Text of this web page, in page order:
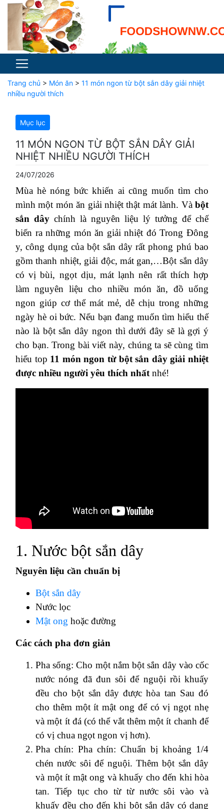
Trang chủ > Món ăn > 11 món ngon từ bột sắn dây giải nhiệt
nhiều người thích
Mục lục
11 MÓN NGON TỪ BỘT SẮN DÂY GIẢI
NHIỆT NHIỀU NGƯỜI THÍCH
24/07/2026
Mùa hè nóng bức khiến ai cũng muốn tìm cho
mình một món ăn giải nhiệt thật mát lành. Và bột
sắn dây chính là nguyên liệu lý tưởng để chế
biến ra những món ăn giải nhiệt đó Trong Đông
y, công dụng của bột sắn dây rất phong phú bao
gồm thanh nhiệt, giải độc, mát gan,…Bột sắn dây
có vị bùi, ngọt dịu, mát lạnh nên rất thích hợp
làm nguyên liệu cho nhiều món ăn, đồ uống
ngon giúp cơ thể mát mẻ, dễ chịu trong những
ngày hè oi bức. Nếu bạn đang muốn tìm hiểu thế
nào là bột sắn dây ngon thì dưới đây sẽ là gợi ý
cho bạn. Trong bài viết này, chúng ta sẽ cùng tìm
hiểu top 11 món ngon từ bột sắn dây giải nhiệt
được nhiều người yêu thích nhất nhé!
1. Nước bột sắn dây
Nguyên liệu cần chuẩn bị
Bột sắn dây
Nước lọc
Mật ong hoặc đường
Các cách pha đơn giản
Pha sống: Cho một nắm bột sắn dây vào cốc
nước nóng đã đun sôi để nguội rồi khuấy
đều cho bột sắn dây được hòa tan Sau đó
cho thêm một ít mật ong để có vị ngọt nhẹ
và một ít đá (có thể vắt thêm một ít chanh để
có vị chua ngọt ngon vị hơn).
Pha chín: Pha chín: Chuẩn bị khoảng 1/4
chén nước sôi để nguội. Thêm bột sắn dây
và một ít mật ong và khuấy cho đến khi hòa
tan. Tiếp tục cho từ từ nước sôi vào và
khuấy đều cho đến khi bột sắn dây có dạng